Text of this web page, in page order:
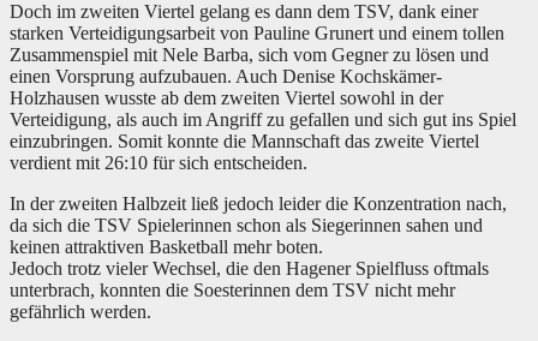
Doch im zweiten Viertel gelang es dann dem TSV, dank einer
starken Verteidigungsarbeit von Pauline Grunert und einem tollen
Zusammenspiel mit Nele Barba, sich vom Gegner zu lösen und
einen Vorsprung aufzubauen. Auch Denise Kochskämer-
Holzhausen wusste ab dem zweiten Viertel sowohl in der
Verteidigung, als auch im Angriff zu gefallen und sich gut ins Spiel
einzubringen. Somit konnte die Mannschaft das zweite Viertel
verdient mit 26:10 für sich entscheiden.
In der zweiten Halbzeit ließ jedoch leider die Konzentration nach,
da sich die TSV Spielerinnen schon als Siegerinnen sahen und
keinen attraktiven Basketball mehr boten.
Jedoch trotz vieler Wechsel, die den Hagener Spielfluss oftmals
unterbrach, konnten die Soesterinnen dem TSV nicht mehr
gefährlich werden.